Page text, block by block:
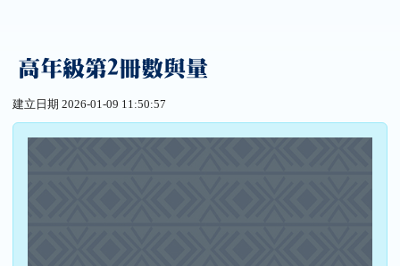
高年級第2冊數與量
建立日期 2026-01-09 11:50:57